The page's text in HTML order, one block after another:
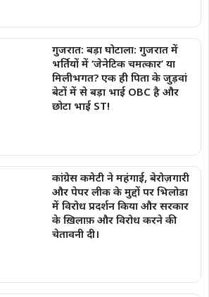
गुजरात: बड़ा घोटाला: गुजरात में
भर्तियों में ‘जेनेटिक चमत्कार’ या
मिलीभगत? एक ही पिता के जुड़वां
बेटों में से बड़ा भाई OBC है और
छोटा भाई ST!
कांग्रेस कमेटी ने महंगाई, बेरोज़गारी
और पेपर लीक के मुद्दों पर भिलोडा
में विरोध प्रदर्शन किया और सरकार
के ख़िलाफ़ और विरोध करने की
चेतावनी दी।